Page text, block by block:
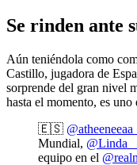
Se rinden ante
Aún teniéndola como
Castillo, jugadora de
sorprende del gran nivel
hasta el momento, es
🇪🇸
Mundial,
equipo en el